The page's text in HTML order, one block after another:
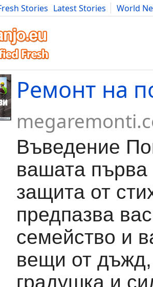
Stories Latest Stories
World
Art Cars Advice Science
Ремонт на
Въведение
вашата
защита от
предпазва
семейство и
вещи от дъжд,
градушка и